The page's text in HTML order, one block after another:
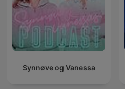
Synnøve og Vanessa